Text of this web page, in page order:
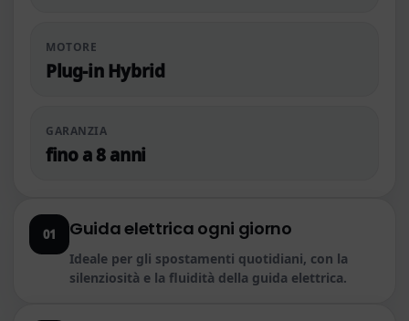
MOTORE
Plug-in Hybrid
GARANZIA
fino a 8 anni
01 Guida elettrica ogni giorno
Ideale per gli spostamenti quotidiani, con la
silenziosità e la fluidità della guida elettrica.